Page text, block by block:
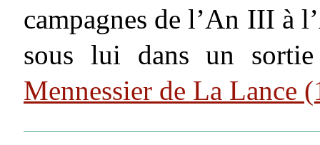
campagnes de l’An III à
sous lui dans un
Mennessier de La Lance